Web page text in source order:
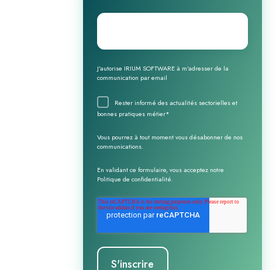
Email
J'autorise IRIUM SOFTWARE à m'adresser de la
communication par email
Rester informé des actualités sectorielles et
bonnes pratiques métier*
Vous pourrez à tout moment vous désabonner de nos
communications.
En validant ce formulaire, vous acceptez notre
Politique de confidentialité.